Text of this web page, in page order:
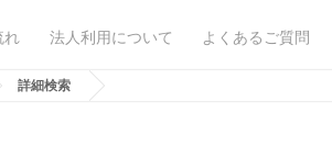
れ 法人利用について よくあるご質問
詳細検索